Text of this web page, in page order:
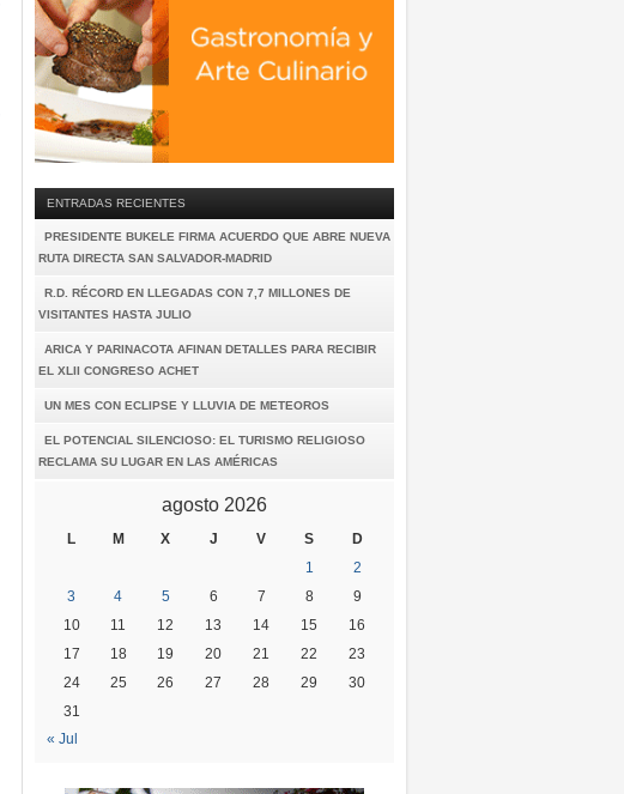
ENTRADAS RECIENTES
PRESIDENTE BUKELE FIRMA ACUERDO QUE ABRE NUEVA
RUTA DIRECTA SAN SALVADOR-MADRID
R.D. RÉCORD EN LLEGADAS CON 7,7 MILLONES DE
VISITANTES HASTA JULIO
ARICA Y PARINACOTA AFINAN DETALLES PARA RECIBIR
EL XLII CONGRESO ACHET
UN MES CON ECLIPSE Y LLUVIA DE METEOROS
EL POTENCIAL SILENCIOSO: EL TURISMO RELIGIOSO
RECLAMA SU LUGAR EN LAS AMÉRICAS
agosto 2026
L M X J V S
D
1
2
3
4 5 6 7 8
9
10
11 12 13 14 15
16
17
18 19 20 21 22
23
24
25 26 27 28 29
30
31
« Jul